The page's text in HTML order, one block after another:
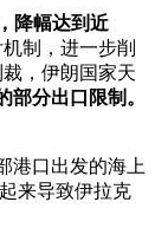
降幅达到近
制，进一步削
，伊朗国家天
分出口限制。
港口出发的海上
来导致伊拉克